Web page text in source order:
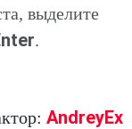
выделите
.
AndreyEx